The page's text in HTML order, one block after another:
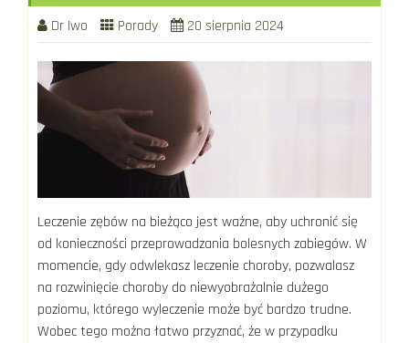
Dr Iwo Porady 20 sierpnia 2024
Leczenie zębów na bieżąco jest ważne, aby uchronić się
od konieczności przeprowadzania bolesnych zabiegów. W
momencie, gdy odwlekasz leczenie choroby, pozwalasz
na rozwinięcie choroby do niewyobrażalnie dużego
poziomu, którego wyleczenie może być bardzo trudne.
Wobec tego można łatwo przyznać, że w przypadku